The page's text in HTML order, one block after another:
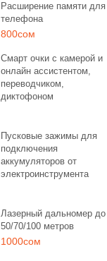
Расширение памяти для
телефона
800сом
Смарт очки с камерой и
онлайн ассистентом,
переводчиком,
диктофоном
Пусковые зажимы для
подключения
аккумуляторов от
электроинструмента
Лазерный дальномер до
50/70/100 метров
1000сом